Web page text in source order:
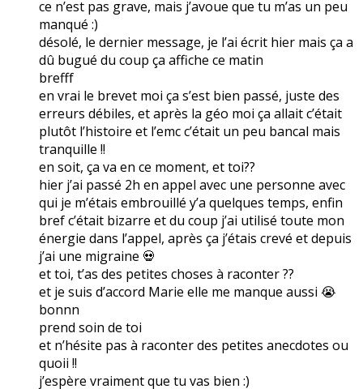
ce n’est pas grave, mais j’avoue que tu m’as un peu
manqué :)
désolé, le dernier message, je l’ai écrit hier mais ça a
dû bugué du coup ça affiche ce matin
brefff
en vrai le brevet moi ça s’est bien passé, juste des
erreurs débiles, et après la géo moi ça allait c’était
plutôt l’histoire et l’emc c’était un peu bancal mais
tranquille !!
en soit, ça va en ce moment, et toi??
hier j’ai passé 2h en appel avec une personne avec
qui je m’étais embrouillé y’a quelques temps, enfin
bref c’était bizarre et du coup j’ai utilisé toute mon
énergie dans l’appel, après ça j’étais crevé et depuis
j’ai une migraine 💀
et toi, t’as des petites choses à raconter ??
et je suis d’accord Marie elle me manque aussi 😭
bonnn
prend soin de toi
et n’hésite pas à raconter des petites anecdotes ou
quoii !!
j’espère vraiment que tu vas bien :)